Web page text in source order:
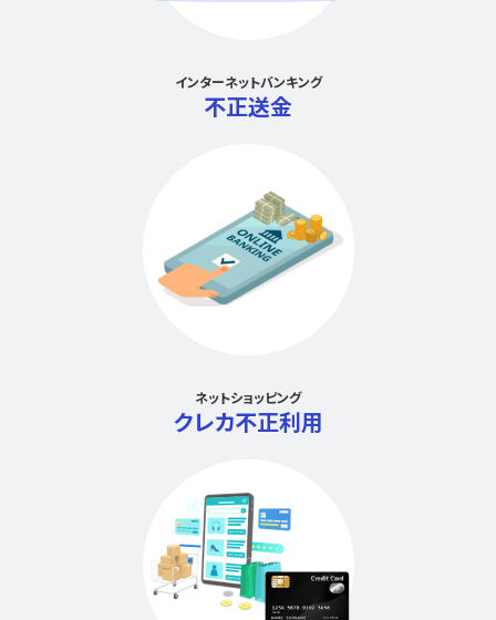
インターネットバンキング
不正送金
ネットショッピング
クレカ不正利用